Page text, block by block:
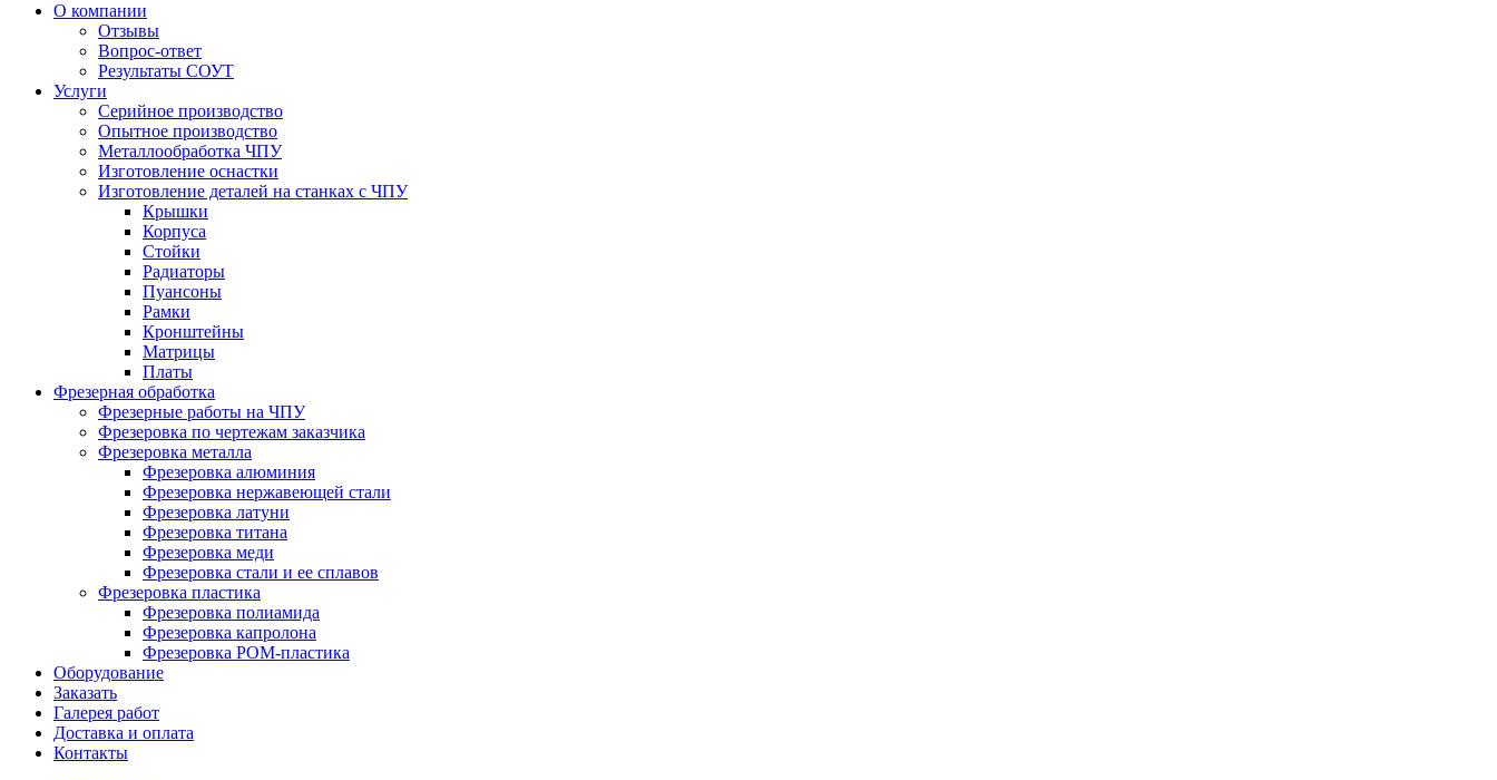
О компании
Отзывы
Вопрос-ответ
Результаты СОУТ
Услуги
Серийное производство
Опытное производство
Металлообработка ЧПУ
Изготовление оснастки
Изготовление деталей на станках с ЧПУ
Крышки
Корпуса
Стойки
Радиаторы
Пуансоны
Рамки
Кронштейны
Матрицы
Платы
Фрезерная обработка
Фрезерные работы на ЧПУ
Фрезеровка по чертежам заказчика
Фрезеровка металла
Фрезеровка алюминия
Фрезеровка нержавеющей стали
Фрезеровка латуни
Фрезеровка титана
Фрезеровка меди
Фрезеровка стали и ее сплавов
Фрезеровка пластика
Фрезеровка полиамида
Фрезеровка капролона
Фрезеровка РОМ-пластика
Оборудование
Заказать
Галерея работ
Доставка и оплата
Контакты